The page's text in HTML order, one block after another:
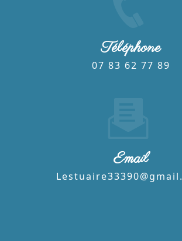
Téléphone
07 83 62 77 89
Email